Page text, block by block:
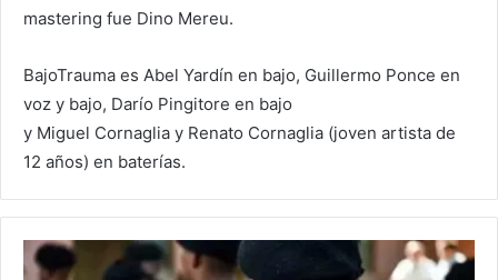
mastering fue Dino Mereu.
BajoTrauma es Abel Yardín en bajo, Guillermo Ponce en
voz y bajo, Darío Pingitore en bajo
y Miguel Cornaglia y Renato Cornaglia (joven artista de
12 años) en baterías.